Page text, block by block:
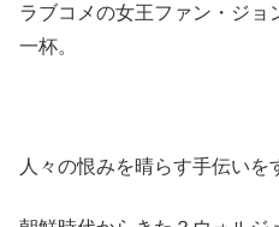
ラブコメの女王ファン・ジョ
一杯。
人々の恨みを晴らす手伝いを